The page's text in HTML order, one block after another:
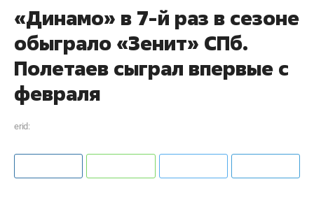
«Динамо» в 7-й раз в сезоне
обыграло «Зенит» СПб.
Полетаев сыграл впервые с
февраля
erid: